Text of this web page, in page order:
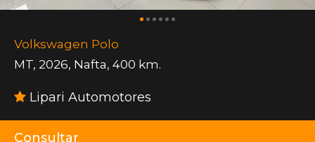
Volkswagen Polo
MT, 2026, Nafta, 400 km.
Lipari Automotores
Consultar